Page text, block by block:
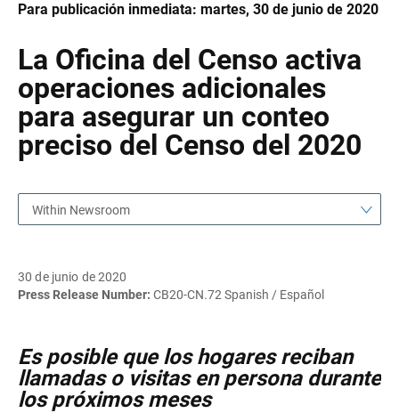
Para publicación inmediata: martes, 30 de junio de 2020
La Oficina del Censo activa
operaciones adicionales
para asegurar un conteo
preciso del Censo del 2020
Within Newsroom
30 de junio de 2020
Press Release Number: CB20-CN.72 Spanish / Español
Es posible que los hogares reciban
llamadas o visitas en persona durante
los próximos meses